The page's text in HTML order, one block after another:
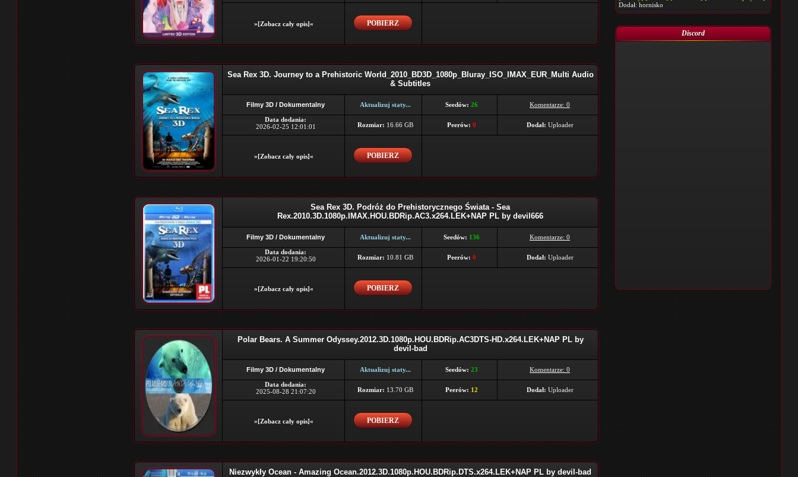
Dodał: hornisko
Discord
»[Zobacz cały opis]« POBIERZ
Sea Rex 3D. Journey to a Prehistoric World_2010_BD3D_1080p_Bluray_ISO_IMAX_EUR_Multi Audio
& Subtitles
Filmy 3D / Dokumentalny Aktualizuj staty... Seedów: 26 Komentarze: 0
Data dodania:
2026-02-25 12:01:01
Rozmiar: 16.66 GB Peerów: 0 Dodał: Uploader
»[Zobacz cały opis]« POBIERZ
Sea Rex 3D. Podróż do Prehistorycznego Świata - Sea
Rex.2010.3D.1080p.IMAX.HOU.BDRip.AC3.x264.LEK+NAP PL by devil666
Filmy 3D / Dokumentalny Aktualizuj staty... Seedów: 136 Komentarze: 0
Data dodania:
2026-01-22 19:20:50
Rozmiar: 10.81 GB Peerów: 0 Dodał: Uploader
»[Zobacz cały opis]« POBIERZ
Polar Bears. A Summer Odyssey.2012.3D.1080p.HOU.BDRip.AC3DTS-HD.x264.LEK+NAP PL by
devil-bad
Filmy 3D / Dokumentalny Aktualizuj staty... Seedów: 23 Komentarze: 0
Data dodania:
2025-08-28 21:07:20
Rozmiar: 13.70 GB Peerów: 12 Dodał: Uploader
»[Zobacz cały opis]« POBIERZ
Niezwykły Ocean - Amazing Ocean.2012.3D.1080p.HOU.BDRip.DTS.x264.LEK+NAP PL by devil-bad